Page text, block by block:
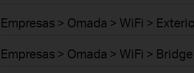
Empresas > Omada > WiFi >
Empresas > Omada > WiFi >